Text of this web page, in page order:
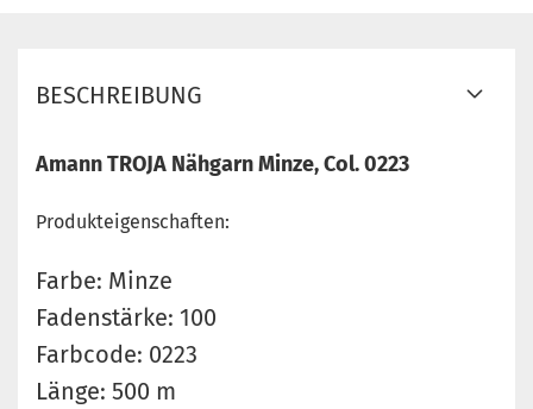
BESCHREIBUNG
Amann TROJA Nähgarn Minze, Col. 0223
Produkteigenschaften:
Farbe: Minze
Fadenstärke: 100
Farbcode: 0223
Länge: 500 m